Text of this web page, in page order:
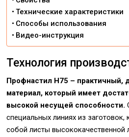
Технические характеристики
Способы использования
Видео-инструкция
Технология
Профнастил Н75 – практичный,
материал, который имеет
высокой несущей способности.
специальных линиях из
собой листы высококачественной